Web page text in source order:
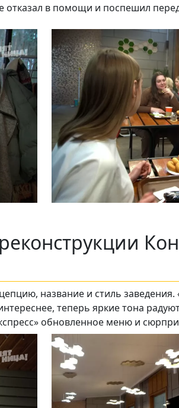
в помощи и поспешил
название и стиль
теперь яркие тона
обновленное меню и
на телеграм-канал.
авторские обзоры
каждую неделю.
Подписаться
Нас уже 5400